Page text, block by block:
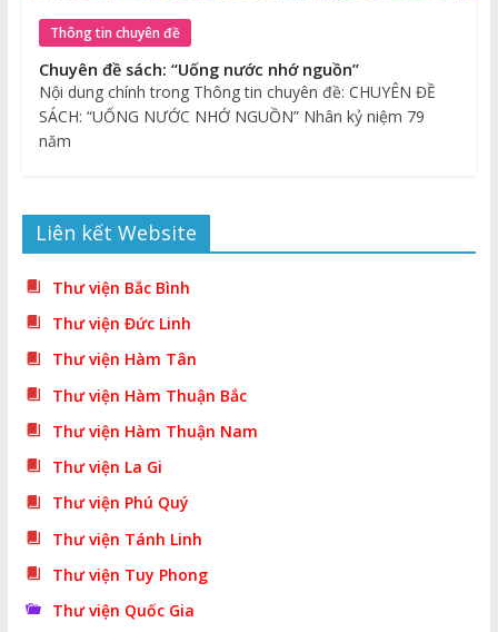
Thông tin chuyên đề
Chuyên đề sách: “Uống nước nhớ nguồn”
Nội dung chính trong Thông tin chuyên đề: CHUYÊN ĐỀ
SÁCH: “UỐNG NƯỚC NHỚ NGUỒN” Nhân kỷ niệm 79
năm
Liên kết Website
Thư viện Bắc Bình
Thư viện Đức Linh
Thư viện Hàm Tân
Thư viện Hàm Thuận Bắc
Thư viện Hàm Thuận Nam
Thư viện La Gi
Thư viện Phú Quý
Thư viện Tánh Linh
Thư viện Tuy Phong
Thư viện Quốc Gia